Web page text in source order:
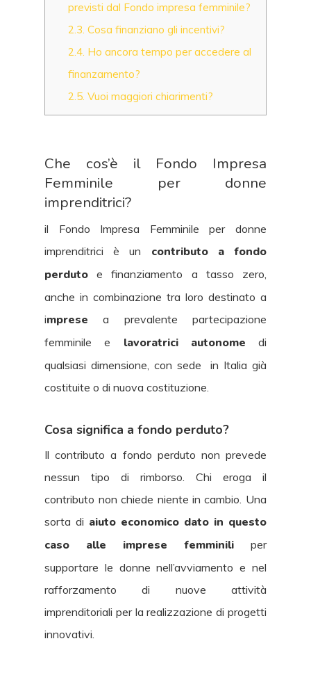
previsti dal Fondo impresa femminile?
2.3. Cosa finanziano gli incentivi?
2.4. Ho ancora tempo per accedere al
finanzamento?
2.5. Vuoi maggiori chiarimenti?
Che cos’è il Fondo Impresa
Femminile per donne
imprenditrici?
il Fondo Impresa Femminile per donne
imprenditrici è un contributo a fondo
perduto e finanziamento a tasso zero,
anche in combinazione tra loro destinato a
imprese a prevalente partecipazione
femminile e lavoratrici autonome di
qualsiasi dimensione, con sede in Italia già
costituite o di nuova costituzione.
Cosa significa a fondo perduto?
Il contributo a fondo perduto non prevede
nessun tipo di rimborso. Chi eroga il
contributo non chiede niente in cambio. Una
sorta di aiuto economico dato in questo
caso alle imprese femminiliper
supportare le donne nell’avviamento e nel
rafforzamento di nuove attività
imprenditoriali per la realizzazione di progetti
innovativi.